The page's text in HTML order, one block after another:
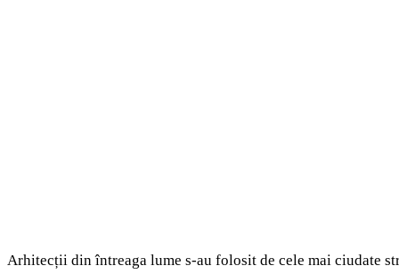
Arhitecții din întreaga lume s-au folosit de cele mai ciudate